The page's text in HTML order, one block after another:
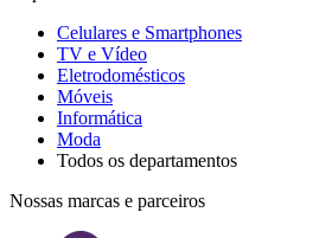
Celulares e Smartphones
TV e Vídeo
Eletrodomésticos
Móveis
Informática
Moda
Todos os departamentos
Nossas marcas e parceiros